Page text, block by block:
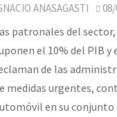
ANASAGASTI
patronales del
el 10% del PIB y
de las
medidas urgentes,
en su conjunto